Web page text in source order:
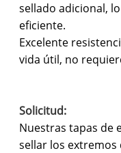
sellado adicional,
eficiente.
Excelente
vida útil, no
Solicitud:
Nuestras tapas de
sellar los extremos